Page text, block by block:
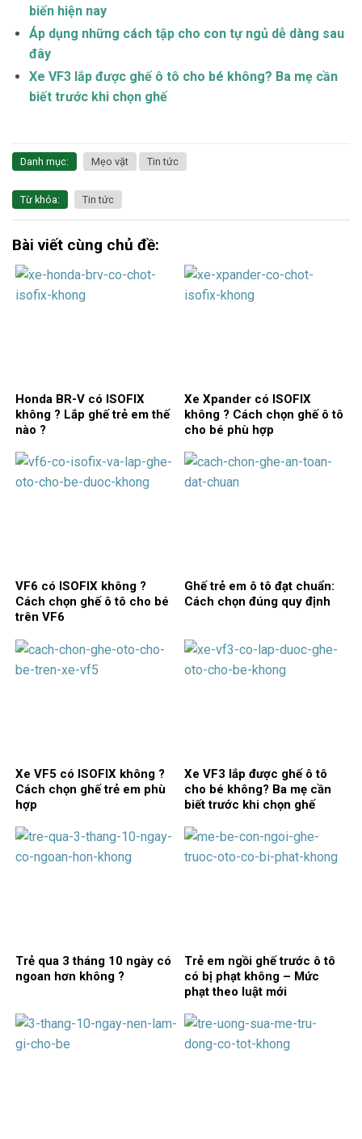
biến hiện nay
Áp dụng những cách tập cho con tự ngủ dễ dàng sau
đây
Xe VF3 lắp được ghế ô tô cho bé không? Ba mẹ cần
biết trước khi chọn ghế
Danh mục: Mẹo vặt Tin tức
Từ khóa: Tin tức
Bài viết cùng chủ đề:
Honda BR-V có ISOFIX
không ? Lắp ghế trẻ em thế
nào ?
Xe Xpander có ISOFIX
không ? Cách chọn ghế ô tô
cho bé phù hợp
VF6 có ISOFIX không ?
Cách chọn ghế ô tô cho bé
trên VF6
Ghế trẻ em ô tô đạt chuẩn:
Cách chọn đúng quy định
Xe VF5 có ISOFIX không ?
Cách chọn ghế trẻ em phù
hợp
Xe VF3 lắp được ghế ô tô
cho bé không? Ba mẹ cần
biết trước khi chọn ghế
Trẻ qua 3 tháng 10 ngày có
ngoan hơn không ?
Trẻ em ngồi ghế trước ô tô
có bị phạt không – Mức
phạt theo luật mới